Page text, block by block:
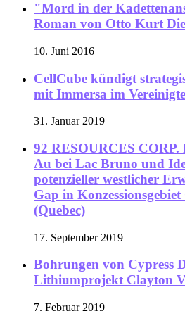
"Mord in der
Roman von Otto Kurt
10. Juni 2016
CellCube kündigt
mit Immersa im
31. Januar 2019
92 RESOURCES CORP.
Au bei Lac Bruno und
potenzieller westlicher
Gap in
(Quebec)
17. September 2019
Bohrungen von Cypress
Lithiumprojekt Clayton
7. Februar 2019